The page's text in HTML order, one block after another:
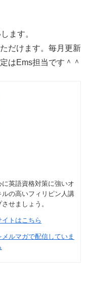
ます。
だけます。毎月更新
はEms担当です＾＾
英語資格対策に強いオ
の高いフィリピン人講
せましょう。
トはこちら
ルマガで配信していま